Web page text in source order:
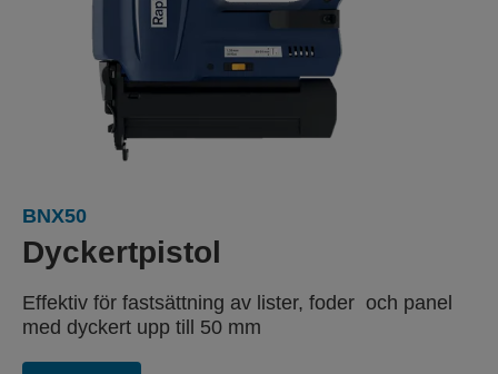
BNX50
Dyckertpistol
Effektiv för fastsättning av lister, foder och panel
med dyckert upp till 50 mm